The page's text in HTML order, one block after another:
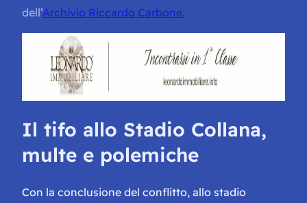
dell’Archivio Riccardo Carbone.
Il tifo allo Stadio Collana,
multe e polemiche
Con la conclusione del conflitto, allo stadio